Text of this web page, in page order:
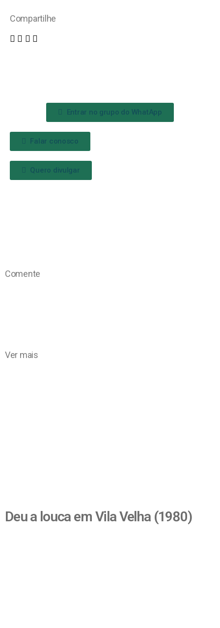
Compartilhe
Entrar no grupo do WhatApp
Falar conosco
Quero divulgar
Comente
Ver mais
Deu a louca em Vila Velha (1980)